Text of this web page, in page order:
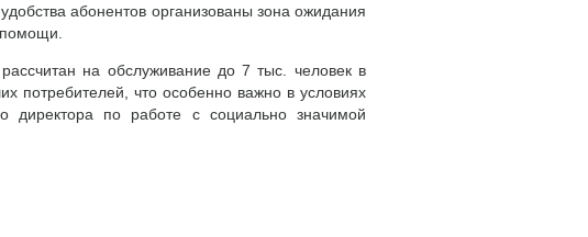
абонентов организованы зона ожидания
на обслуживание до 7 тыс. человек в
потребителей, что особенно важно в условиях
директора по работе с социально значимой